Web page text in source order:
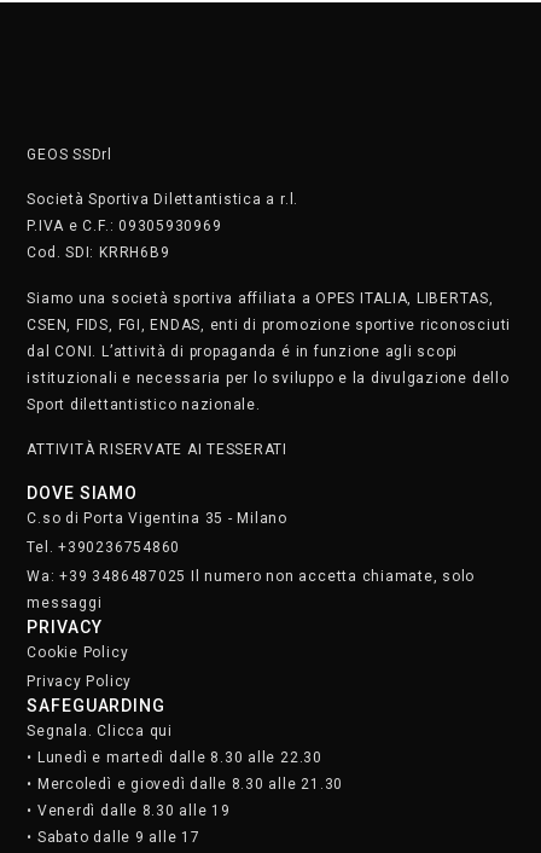
GEOS SSDrl
Società Sportiva Dilettantistica a r.l.
P.IVA e C.F.: 09305930969
Cod. SDI: KRRH6B9
Siamo una società sportiva affiliata a OPES ITALIA, LIBERTAS,
CSEN, FIDS, FGI, ENDAS, enti di promozione sportive riconosciuti
dal CONI. L’attività di propaganda é in funzione agli scopi
istituzionali e necessaria per lo sviluppo e la divulgazione dello
Sport dilettantistico nazionale.
ATTIVITÀ RISERVATE AI TESSERATI
DOVE SIAMO
C.so di Porta Vigentina 35 - Milano
Tel. +390236754860
Wa: +39 3486487025 Il numero non accetta chiamate, solo
messaggi
PRIVACY
Cookie Policy
Privacy Policy
SAFEGUARDING
Segnala. Clicca qui
• Lunedì e martedì dalle 8.30 alle 22.30
• Mercoledì e giovedì dalle 8.30 alle 21.30
• Venerdì dalle 8.30 alle 19
• Sabato dalle 9 alle 17